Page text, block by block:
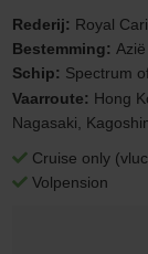
Rederij: Royal
Bestemming:Azië
Schip: Spectrum
Vaarroute: Hong
Nagasaki,
Cruise only
Volpension